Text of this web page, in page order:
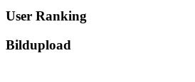
User Ranking
Bildupload